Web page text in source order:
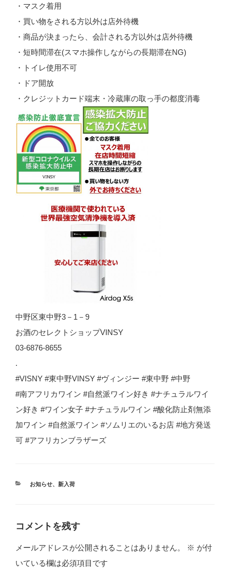
・マスク着用
・買い物をされる方以外は店外待機
・商品が決まったら、会計される方以外は店外待機
・短時間滞在(スマホ操作しながらの長期滞在NG)
・トイレ使用不可
・ドア開放
・クレジットカード端末・冷蔵庫の取っ手の都度消毒
中野区東中野3－1－9
お酒のセレクトショップVINSY
03-6876-8655
.
#VISNY #東中野VINSY #ヴィンジー #東中野 #中野
#南アフリカワイン #自然派ワイン好き #ナチュラルワイ
ン好き #ワイン女子 #ナチュラルワイン #酸化防止剤無添
加ワイン #自然派ワイン #ソムリエのいるお店 #地方発送
可 #アフリカンブラザーズ
カ
お知らせ、 新入荷
コメントを残す
メールアドレスが公開されることはありません。 ※ が付
いている欄は必須項目です